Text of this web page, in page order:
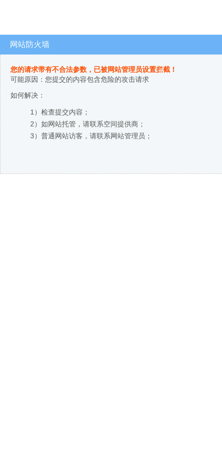
网站防火墙
您的请求带有不合法参数，已被网站管理员设置拦截！
可能原因：您提交的内容包含危险的攻击请求
如何解决：
1）检查提交内容；
2）如网站托管，请联系空间提供商；
3）普通网站访客，请联系网站管理员；